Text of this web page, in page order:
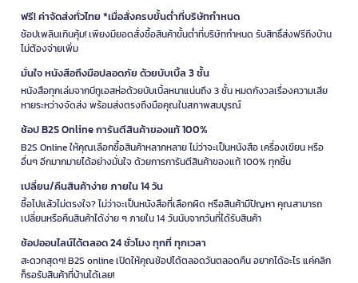
ฟรี! ค่าจัดส่งทั่วไทย *เมื่อสั่งครบขั้นต่ำที่บริษัทกำหนด
ช้อปเพลินเกินคุ้ม! เพียงมียอดสั่งซื้อสินค้าขั้นต่ำที่บริษัทกำหนด รับสิทธิ์ส่งฟรีถึงบ้าน
ไม่ต้องจ่ายเพิ่ม
มั่นใจ หนังสือถึงมือปลอดภัย ด้วยบับเบิ้ล 3 ชั้น
หนังสือทุกเล่มจากบีทูเอสห่อด้วยบับเบิ้ลหนาแน่นถึง 3 ชั้น หมดกังวลเรื่องความเสีย
หายระหว่างจัดส่ง พร้อมส่งตรงถึงมือคุณในสภาพสมบูรณ์
ช้อป B2S Online การันตีสินค้าของแท้ 100%
B2S Online ให้คุณเลือกซื้อสินค้าหลากหลาย ไม่ว่าจะเป็นหนังสือ เครื่องเขียน หรือ
อื่นๆ อีกมากมายได้อย่างมั่นใจ ด้วยการการันตีสินค้าของแท้ 100% ทุกชิ้น
เปลี่ยน/คืนสินค้าง่าย ภายใน 14 วัน
ซื้อไปแล้วไม่ตรงใจ? ไม่ว่าจะเป็นหนังสือที่เลือกผิด หรือสินค้ามีปัญหา คุณสามารถ
เปลี่ยนหรือคืนสินค้าได้ง่าย ๆ ภายใน 14 วันนับจากวันที่ได้รับสินค้า
ช้อปออนไลน์ได้ตลอด 24 ชั่วโมง ทุกที่ ทุกเวลา
สะดวกสุดๆ! B2S online เปิดให้คุณช้อปได้ตลอดวันตลอดคืน อยากได้อะไร แค่คลิก
ก็รอรับสินค้าที่บ้านได้เลย!